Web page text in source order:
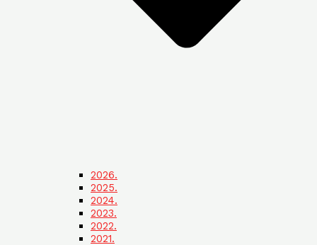
2026.
2025.
2024.
2023.
2022.
2021.